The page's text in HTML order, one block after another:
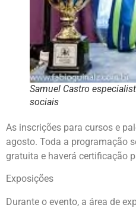
Samuel Castro
sociais
As inscrições para cursos e
agosto. Toda a programação
gratuita e haverá certificação
Exposições
Durante o evento, a área de